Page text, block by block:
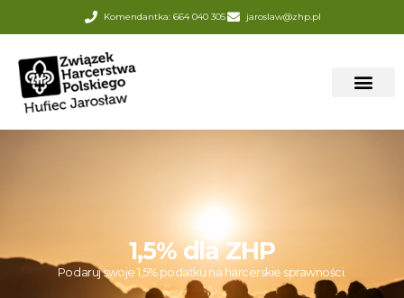
Komendantka: 664 040 305 jaroslaw@zhp.pl
1,5% dla ZHP
Podaruj swoje 1,5% podatku na harcerskie sprawności.